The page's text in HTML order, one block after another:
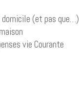
domicile (et pas que…)
vie Courante